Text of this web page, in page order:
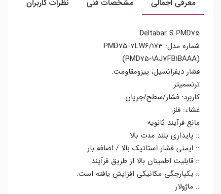
معرفی اجمالی مشخصات فنی نظرات کاربران
Deltabar S PMD75
شماره مدل: PMD75-7LW6/173
(PMD75-1AJ7FB1BAAA)
فشار دیفرانسیل، پیزومقاومت.
ترنسمیتر
کاربرد: فشار/سطح/جریان.
غشاء: فلز.
مانع فرآیند ثانویه
:: پایداری بلند مدت بالا
:: ایمنی فشار استاتیک بالا / اضافه بار
:: قابلیت اطمینان بالا از طریق فرآیند
:: یکپارچگی مکانیکی افزایش یافته است.
:: ماژولار